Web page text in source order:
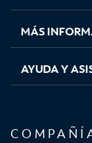
nuevanuevanueva
MÁS
AYUDA Y